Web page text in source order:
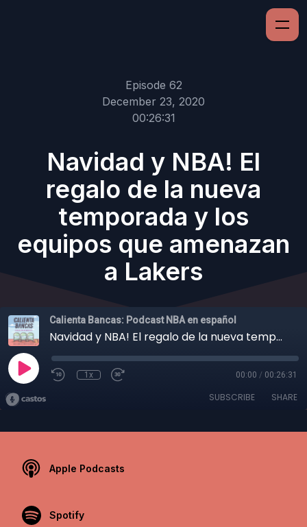
Episode 62
December 23, 2020
00:26:31
Navidad y NBA! El
regalo de la nueva
temporada y los
equipos que amenazan
a Lakers
Calienta Bancas: Podcast NBA en español
Navidad y NBA! El regalo de la nueva temporada y los equipos que amenazan a Lakers
1x 00:00 / 00:26:31
SUBSCRIBE SHARE
Apple Podcasts
Spotify